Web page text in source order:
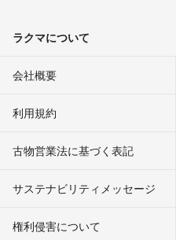
ラクマについて
会社概要
利用規約
古物営業法に基づく表記
サステナビリティメッセージ
権利侵害について